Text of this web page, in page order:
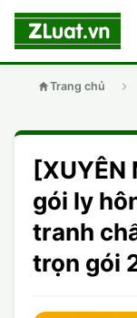
LUẬT SƯ
CHUYÊN VIÊN
TUYỂN DỤNG
DÂN SỰ
DOANH
DÂN SỰ
Trang chủ
gói ly
tranh
trọn gói